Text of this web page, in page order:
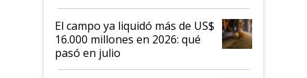
El campo ya liquidó más de US$
16.000 millones en 2026: qué
pasó en julio